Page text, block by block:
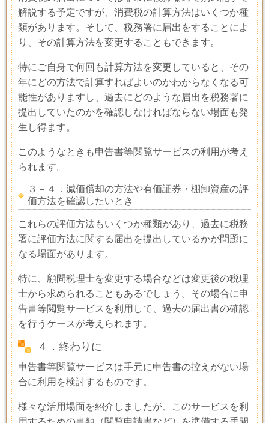
解説する予定ですが、消費税の計算方法はいくつか種
類があります。そして、税務署に届出をすることによ
り、その計算方法を変更することもできます。
特にご自身で何回も計算方法を変更していると、その
年にどの方法で計算すればよいのかわからなくなる可
能性がありますし、過去にどのような届出を税務署に
提出していたのかを確認しなければならない場面も発
生し得ます。
このようなときも申告書等閲覧サービスの利用が考え
られます。
３－４．減価償却の方法や有価証券・棚卸資産の評
価方法を確認したいとき
これらの評価方法もいくつか種類があり、過去に税務
署に評価方法に関する届出を提出しているかが問題に
なる場面があります。
特に、顧問税理士を変更する場合などは変更後の税理
士から求められることもあるでしょう。その場合に申
告書等閲覧サービスを利用して、過去の届出書の確認
を行うケースが考えられます。
４．終わりに
申告書等閲覧サービスは手元に申告書の控えがない場
合に利用を検討するものです。
様々な活用場面を紹介しましたが、このサービスを利